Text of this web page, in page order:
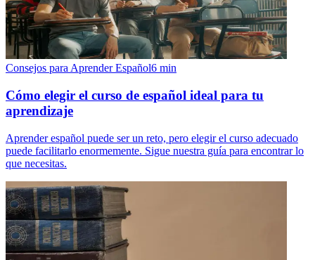
Consejos para Aprender Español6 min
Cómo elegir el curso de español ideal para tu
aprendizaje
Aprender español puede ser un reto, pero elegir el curso adecuado
puede facilitarlo enormemente. Sigue nuestra guía para encontrar lo
que necesitas.